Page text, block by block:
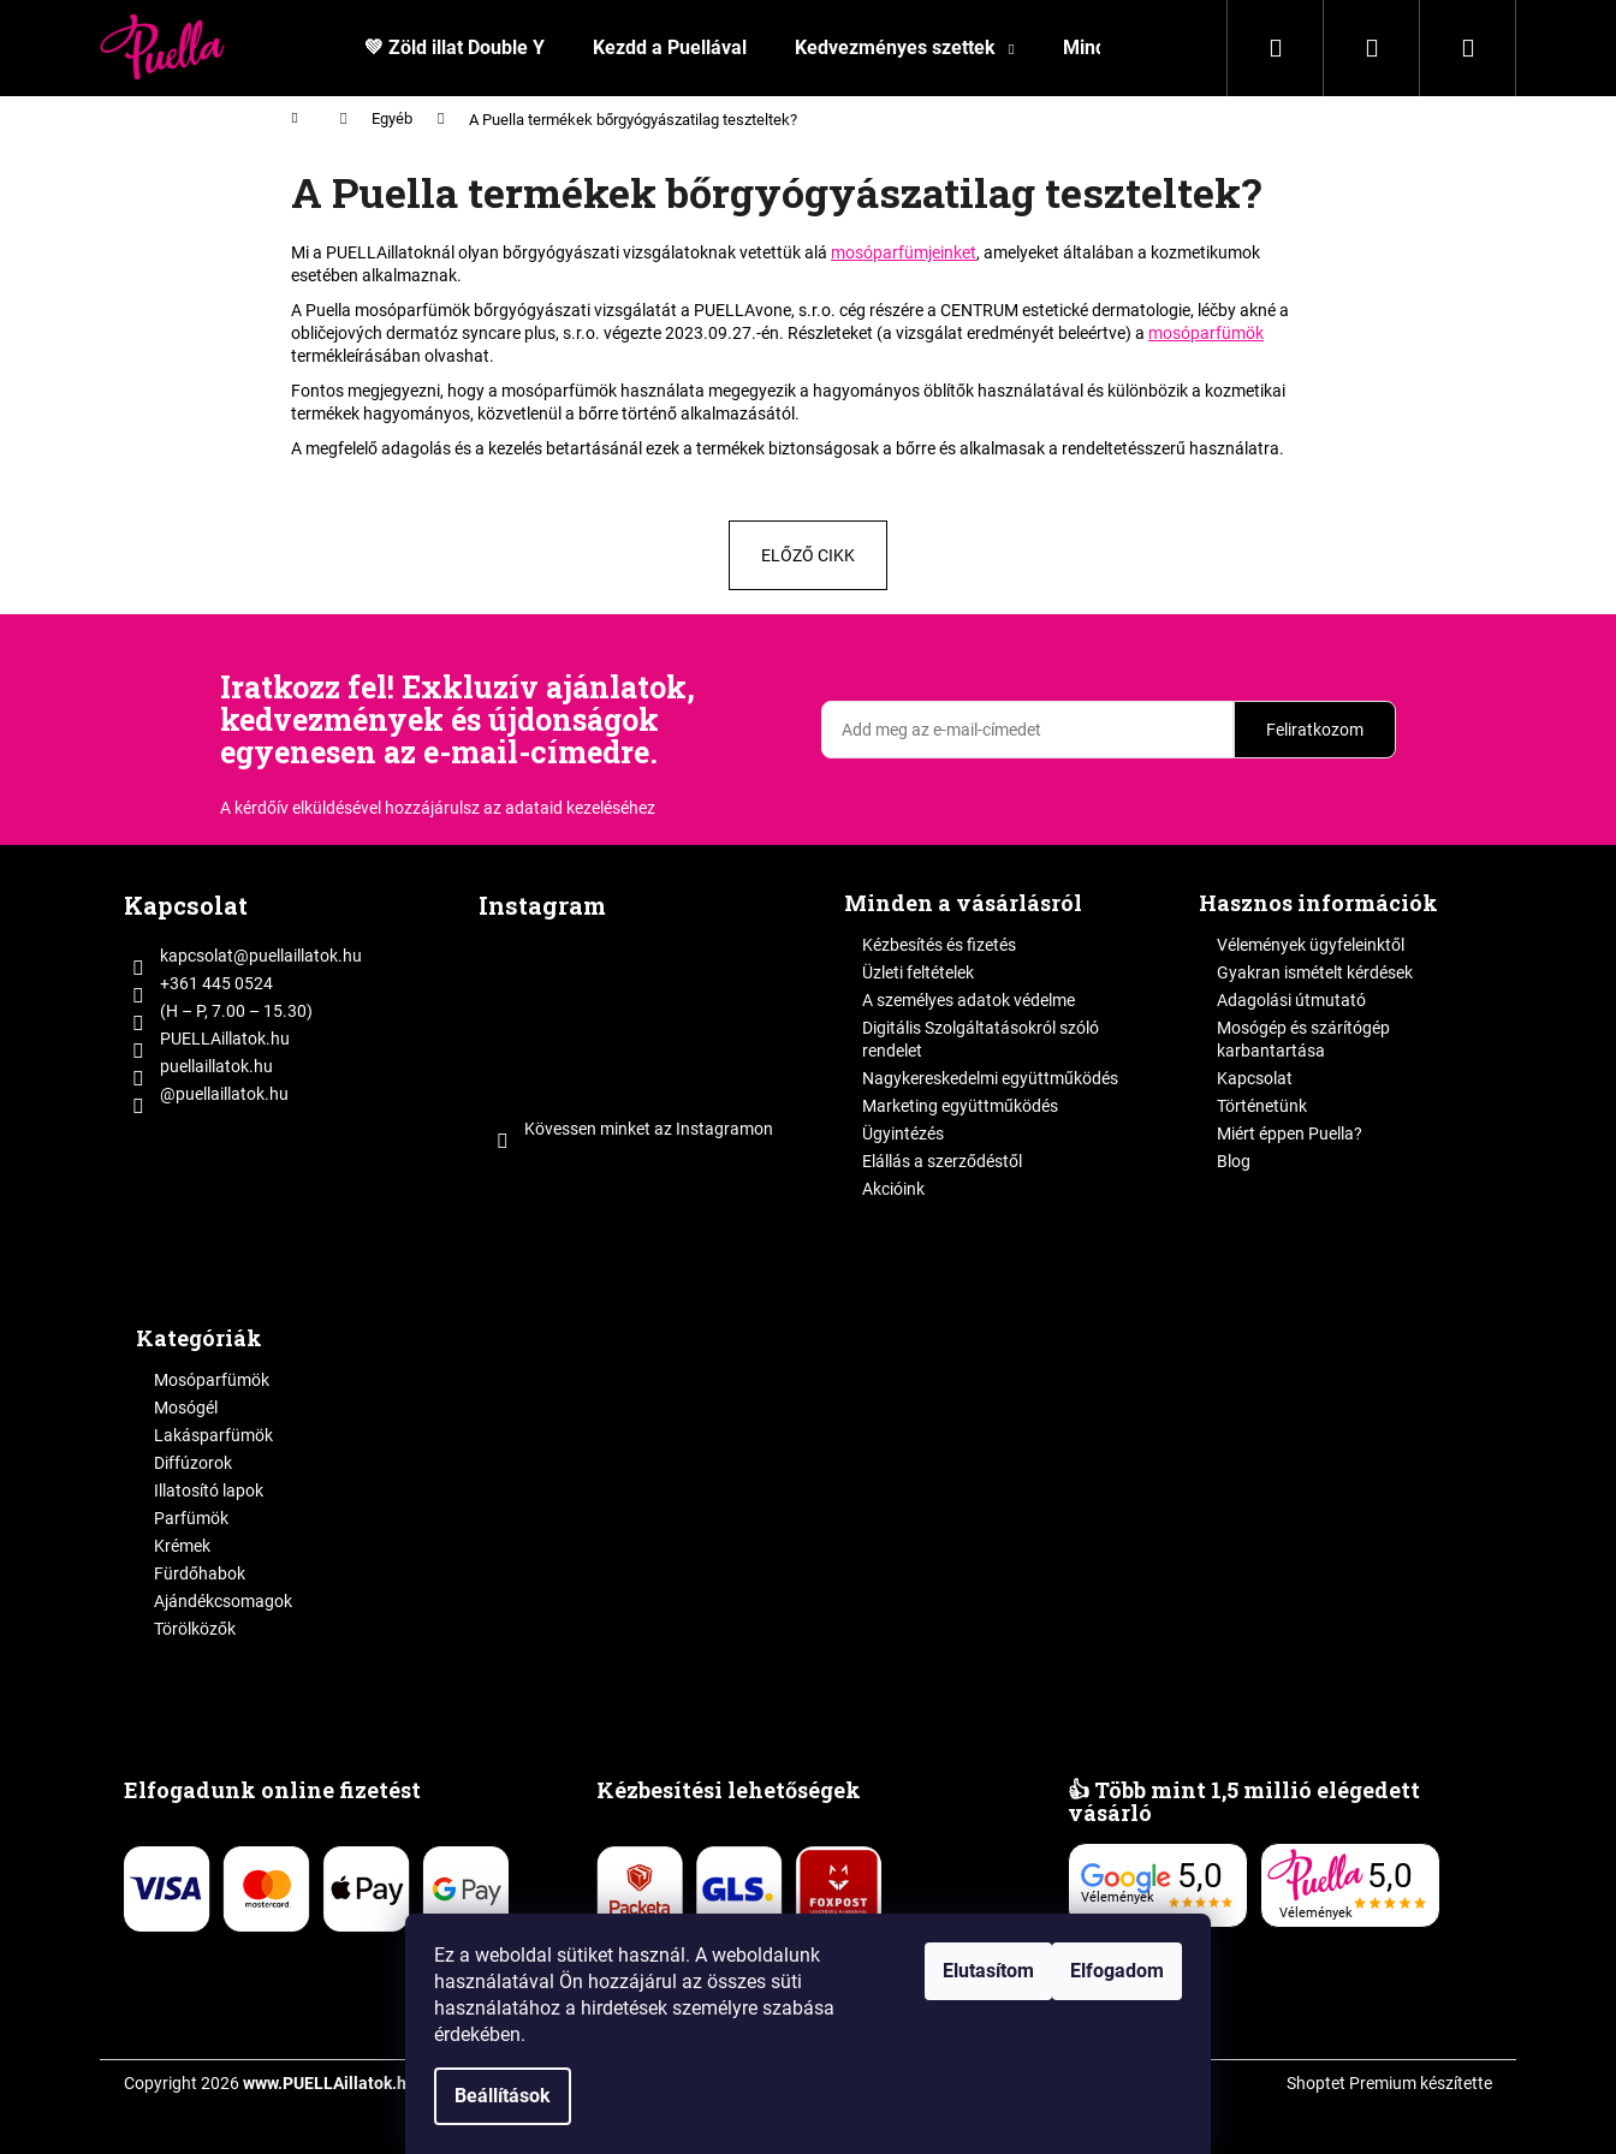
Ez a weboldal sütiket használ. A weboldalunk
használatával Ön hozzájárul az összes süti
használatához a hirdetések személyre szabása
érdekében.
Beállítások
Elutasítom Elfogadom
💚 Zöld illat Double Y Kezdd a Puellával Kedvezményes szettek Minden termék Mosás Háztartás
Keresés Bejelentkezés
Kosár
KezdőlapEgyéb A Puella termékek bőrgyógyászatilag teszteltek?
A Puella termékek bőrgyógyászatilag teszteltek?
Mi a PUELLAillatoknál olyan bőrgyógyászati vizsgálatoknak vetettük alá mosóparfümjeinket, amelyeket általában a kozmetikumok
esetében alkalmaznak.
A Puella mosóparfümök bőrgyógyászati vizsgálatát a PUELLAvone, s.r.o. cég részére a CENTRUM estetické dermatologie, léčby akné a
obličejových dermatóz syncare plus, s.r.o. végezte 2023.09.27.-én. Részleteket (a vizsgálat eredményét beleértve) a mosóparfümök
termékleírásában olvashat.
Fontos megjegyezni, hogy a mosóparfümök használata megegyezik a hagyományos öblítők használatával és különbözik a kozmetikai
termékek hagyományos, közvetlenül a bőrre történő alkalmazásától.
A megfelelő adagolás és a kezelés betartásánál ezek a termékek biztonságosak a bőrre és alkalmasak a rendeltetésszerű használatra.
ELŐZŐ CIKK
á
Vissza
a boltba
Vissza
a boltba
Mit keres?
Ajánljuk
Iratkozz fel! Exkluzív ajánlatok,
kedvezmények és újdonságok
egyenesen az e-mail-címedre.
A kérdőív elküldésével hozzájárulszaz adataid kezeléséhez
Feliratkozom
Kapcsolat
kapcsolat@puellaillatok.hu
+361 445 0524
(H – P, 7.00 – 15.30)
PUELLAillatok.hu
puellaillatok.hu
@puellaillatok.hu
Instagram
Kövessen minket az Instagramon
Minden a vásárlásról
Kézbesítés és fizetés
Üzleti feltételek
A személyes adatok védelme
Digitális Szolgáltatásokról szóló
rendelet
Nagykereskedelmi együttműködés
Marketing együttműködés
Ügyintézés
Elállás a szerződéstől
Akcióink
Hasznos információk
Vélemények ügyfeleinktől
Gyakran ismételt kérdések
Adagolási útmutató
Mosógép és szárítógép
karbantartása
Kapcsolat
Történetünk
Miért éppen Puella?
Blog
Kategóriák
Mosóparfümök
Mosógél
Lakásparfümök
Diffúzorok
Illatosító lapok
Parfümök
Krémek
Fürdőhabok
Ajándékcsomagok
Törölközők
Elfogadunk online fizetést Kézbesítési lehetőségek 👍 Több mint 1,5 millió elégedett
vásárló
Vélemények
5,0
Vélemények
5,0
Shoptet Premium készítette
Copyright 2026www.PUELLAillatok.hu